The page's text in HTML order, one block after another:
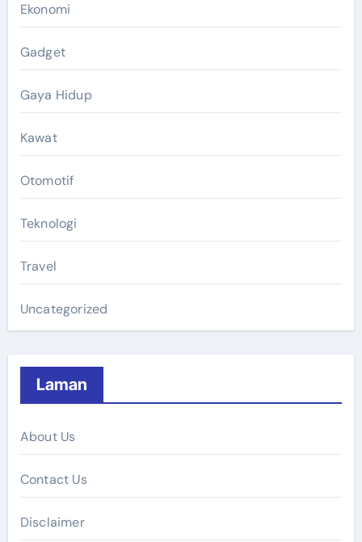
Ekonomi
Gadget
Gaya Hidup
Kawat
Otomotif
Teknologi
Travel
Uncategorized
Laman
About Us
Contact Us
Disclaimer